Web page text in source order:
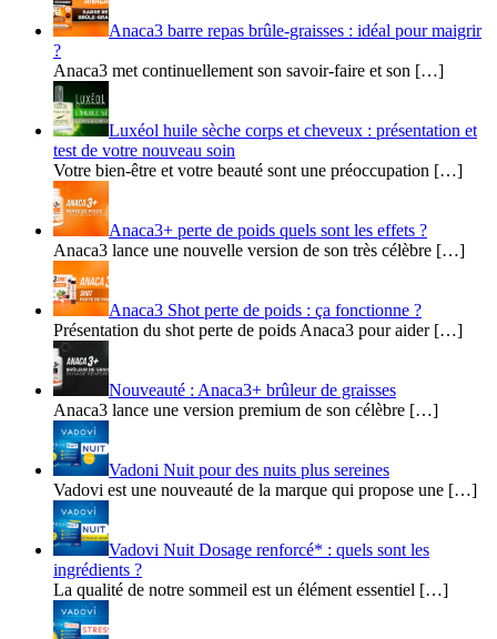
Anaca3 barre repas brûle-graisses : idéal pour maigrir
?
Anaca3 met continuellement son savoir-faire et son […]
Luxéol huile sèche corps et cheveux : présentation et
test de votre nouveau soin
Votre bien-être et votre beauté sont une préoccupation […]
Anaca3+ perte de poids quels sont les effets ?
Anaca3 lance une nouvelle version de son très célèbre […]
Anaca3 Shot perte de poids : ça fonctionne ?
Présentation du shot perte de poids Anaca3 pour aider […]
Nouveauté : Anaca3+ brûleur de graisses
Anaca3 lance une version premium de son célèbre […]
Vadoni Nuit pour des nuits plus sereines
Vadovi est une nouveauté de la marque qui propose une […]
Vadovi Nuit Dosage renforcé* : quels sont les
ingrédients ?
La qualité de notre sommeil est un élément essentiel […]